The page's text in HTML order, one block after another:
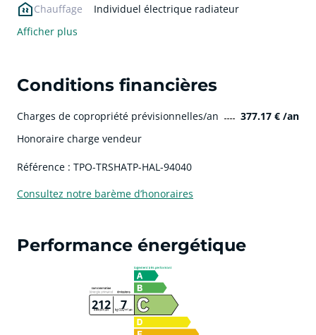
Chauffage
Individuel électrique radiateur
Afficher plus
Conditions financières
Charges de copropriété prévisionnelles/an
377.17 € /an
Honoraire charge vendeur
Référence : TPO-TRSHATP-HAL-94040
Consultez notre barème d’honoraires
Performance énergétique
212 7